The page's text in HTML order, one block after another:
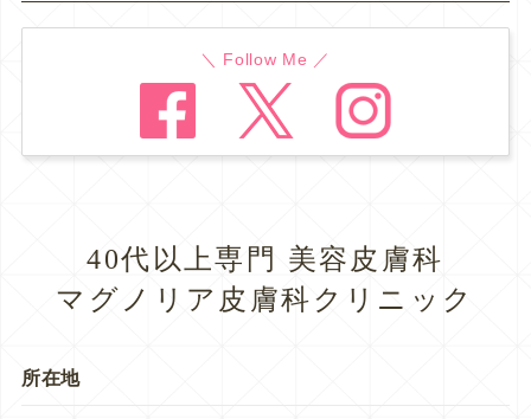
＼ Follow Me ／
40代以上専門 美容皮膚科
マグノリア皮膚科クリニック
所在地